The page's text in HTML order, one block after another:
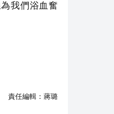
我們浴血奮
責任編輯： 蔣璐